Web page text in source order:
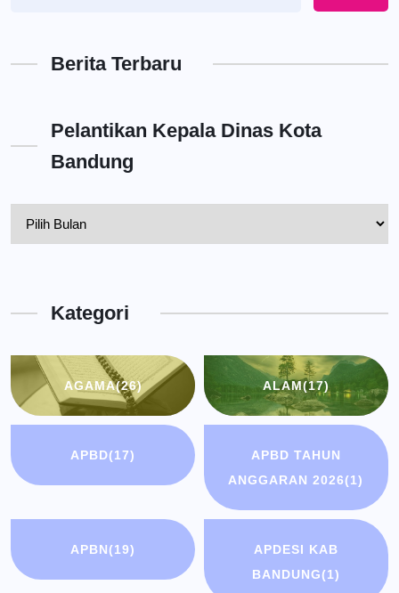
Berita Terbaru
Pelantikan Kepala Dinas Kota
Bandung
BandungKategori
AGAMA(26) ALAM(17)
APBD(17)
APBD TAHUN
ANGGARAN 2026(1)
APBN(19)
APDESI KAB
BANDUNG(1)